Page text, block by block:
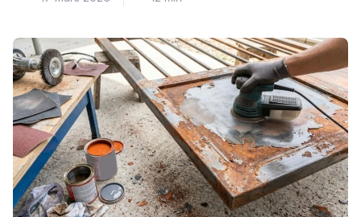
recherchent des alternatives économiques aux
vitraux traditionnels. Les peintures pour verre offrent
cette flexibilité tout en préservant la luminosité
naturelle. Cependant, le choix du bon produit
nécessite une compréhension des […]